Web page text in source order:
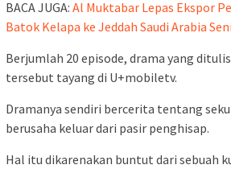
BACA JUGA: Al Muktabar Lepas Ekspor
Batok Kelapa ke Jeddah Saudi Arabia
Berjumlah 20 episode, drama yang
tersebut tayang di U+mobiletv.
Dramanya sendiri bercerita tentang
berusaha keluar dari pasir penghisap.
Hal itu dikarenakan buntut dari sebuah